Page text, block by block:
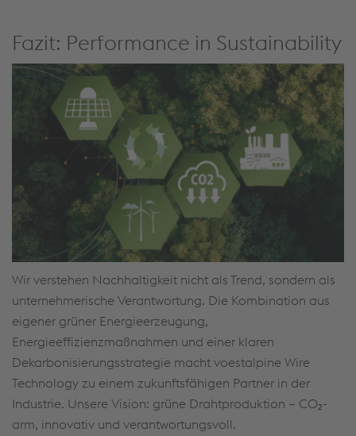
Fazit: Performance in Sustainability
Wir verstehen Nachhaltigkeit nicht als Trend, sondern als
unternehmerische Verantwortung. Die Kombination aus
eigener grüner Energieerzeugung,
Energieeffizienzmaßnahmen und einer klaren
Dekarbonisierungsstrategie macht voestalpine Wire
Technology zu einem zukunftsfähigen Partner in der
Industrie. Unsere Vision: grüne Drahtproduktion – CO₂-
arm, innovativ und verantwortungsvoll.